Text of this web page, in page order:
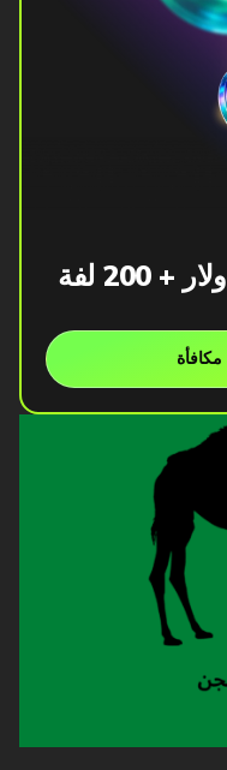
Betfinal حتى 3,500 دولار + 200 لفة